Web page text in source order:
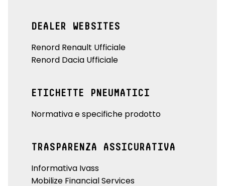
DEALER WEBSITES
Renord Renault Ufficiale
Renord Dacia Ufficiale
ETICHETTE PNEUMATICI
Normativa e specifiche prodotto
TRASPARENZA ASSICURATIVA
Informativa Ivass
Mobilize Financial Services